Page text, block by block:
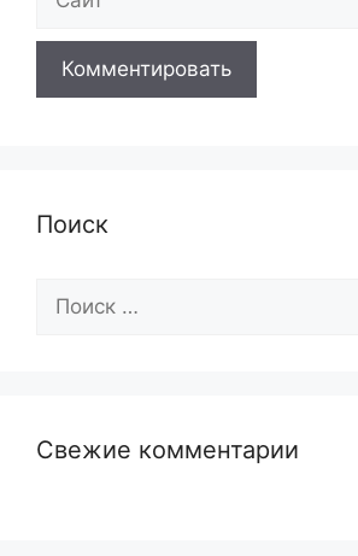
Поиск
Поиск:
Свежие комментарии